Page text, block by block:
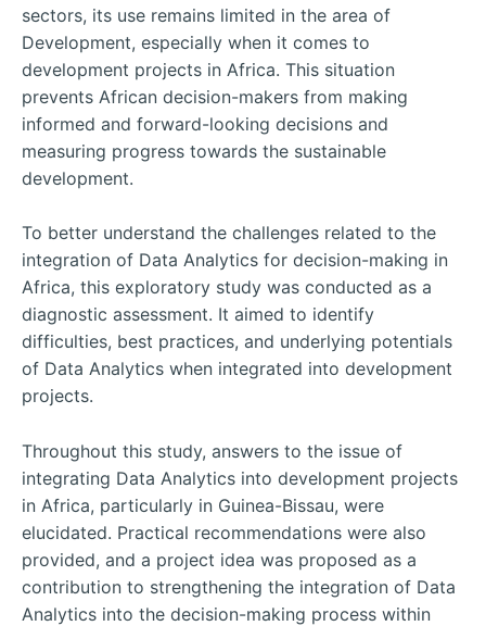
sectors, its use remains limited in the area of
Development, especially when it comes to
development projects in Africa. This situation
prevents African decision-makers from making
informed and forward-looking decisions and
measuring progress towards the sustainable
development.
To better understand the challenges related to the
integration of Data Analytics for decision-making in
Africa, this exploratory study was conducted as a
diagnostic assessment. It aimed to identify
difficulties, best practices, and underlying potentials
of Data Analytics when integrated into development
projects.
Throughout this study, answers to the issue of
integrating Data Analytics into development projects
in Africa, particularly in Guinea-Bissau, were
elucidated. Practical recommendations were also
provided, and a project idea was proposed as a
contribution to strengthening the integration of Data
Analytics into the decision-making process within